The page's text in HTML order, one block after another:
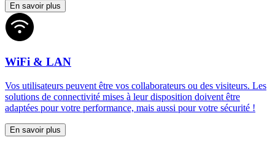
En savoir plus
WiFi & LAN
Vos utilisateurs peuvent être vos collaborateurs ou des visiteurs. Les
solutions de connectivité mises à leur disposition doivent être
adaptées pour votre performance, mais aussi pour votre sécurité !
En savoir plus